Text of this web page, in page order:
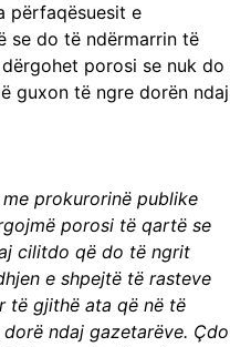
përfaqësuesit e
se do të ndërmarrin të
porosi se nuk do
guxon të ngre dorën ndaj
prokurorinë publike
porosi të qartë se
cilitdo që do të ngrit
e shpejtë të rasteve
të gjithë ata që në të
ndaj gazetarëve. Çdo